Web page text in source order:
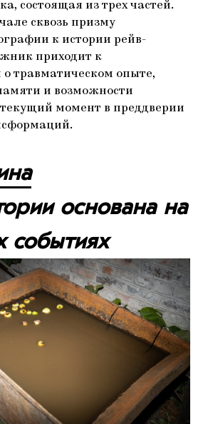
состоящая из трех частей.
сквозь призму
к истории рейв-
приходит к
травматическом опыте,
и возможности
момент в преддверии
основана на
событиях